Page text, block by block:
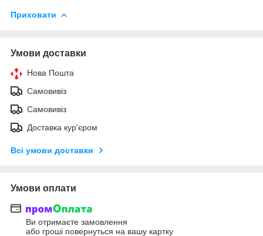
Приховати
Умови доставки
Нова Пошта
Самовивіз
Самовивіз
Доставка кур'єром
Всі умови доставки
Умови оплати
Ви отримаєте замовлення
або гроші повернуться на вашу картку